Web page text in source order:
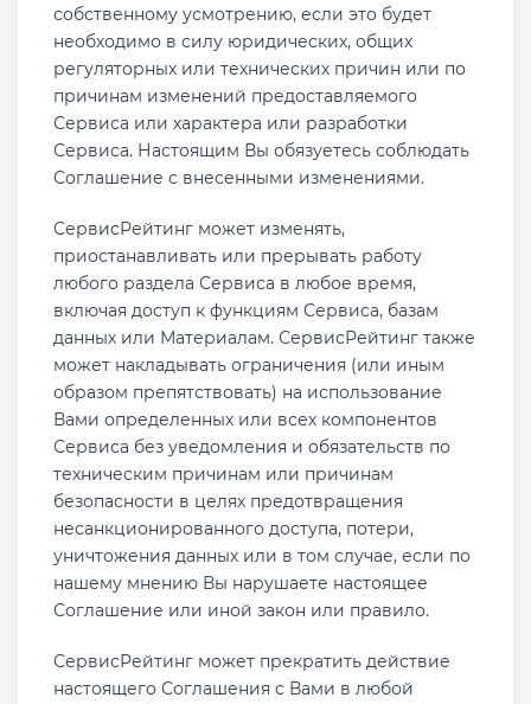
собственному усмотрению, если это будет
необходимо в силу юридических, общих
регуляторных или технических причин или по
причинам изменений предоставляемого
Сервиса или характера или разработки
Сервиса. Настоящим Вы обязуетесь соблюдать
Соглашение с внесенными изменениями.
СервисРейтинг может изменять,
приостанавливать или прерывать работу
любого раздела Сервиса в любое время,
включая доступ к функциям Сервиса, базам
данных или Материалам. СервисРейтинг также
может накладывать ограничения (или иным
образом препятствовать) на использование
Вами определенных или всех компонентов
Сервиса без уведомления и обязательств по
техническим причинам или причинам
безопасности в целях предотвращения
несанкционированного доступа, потери,
уничтожения данных или в том случае, если по
нашему мнению Вы нарушаете настоящее
Соглашение или иной закон или правило.
СервисРейтинг может прекратить действие
настоящего Соглашения с Вами в любой